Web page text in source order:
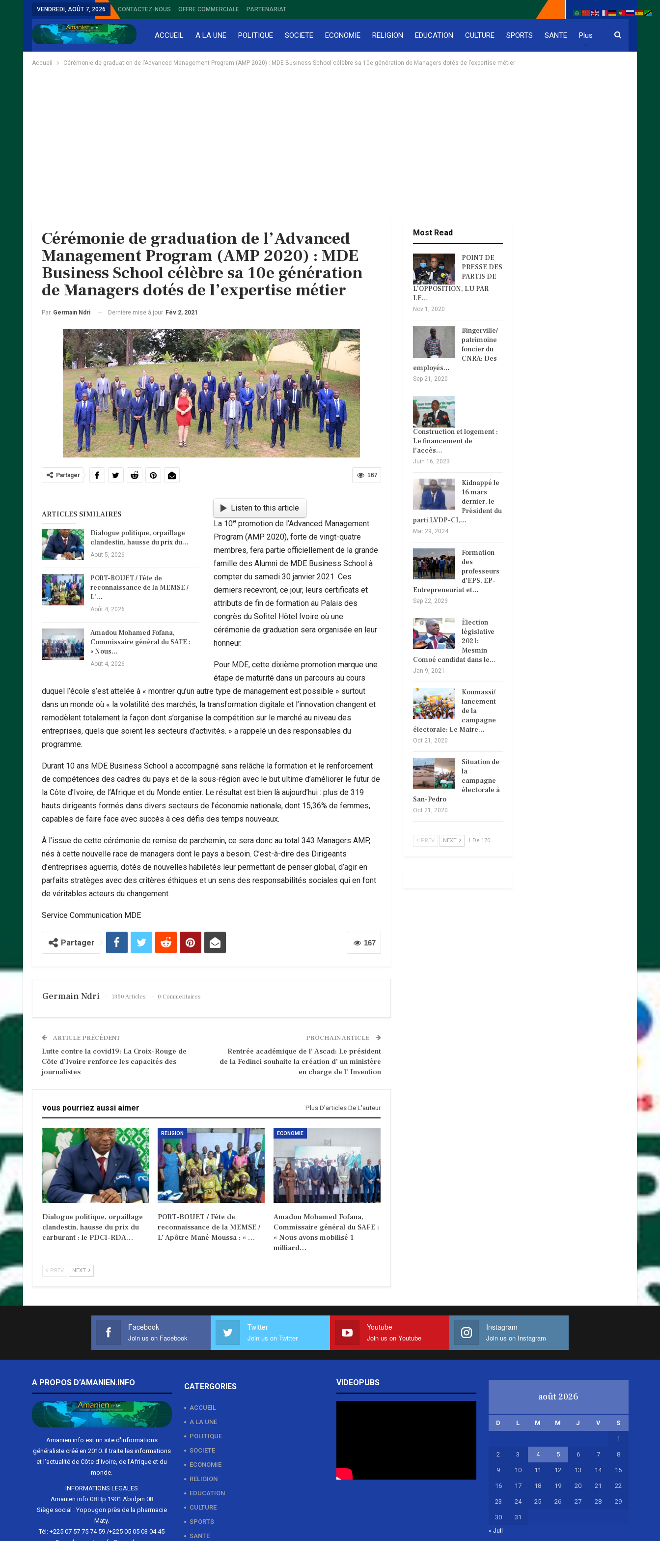
VENDREDI, AOÛT 7, 2026 CONTACTEZ-NOUS OFFRE COMMERCIALE PARTENARIAT
ACCUEIL A LA UNE POLITIQUE SOCIETE ECONOMIE RELIGION EDUCATION CULTURE SPORTS SANTE Plus
Accueil Cérémonie de graduation de l’Advanced Management Program (AMP 2020) : MDE Business School célèbre sa 10e génération de Managers dotés de l’expertise métier
Cérémonie de graduation de l’Advanced
Management Program (AMP 2020) : MDE
Business School célèbre sa 10e génération
de Managers dotés de l’expertise métier
Par Germain Ndri Dernière mise à jour Fév 2, 2021
167
Partager
ARTICLES SIMILAIRES
Dialogue politique, orpaillage
clandestin, hausse du prix du…
Août 5, 2026
PORT-BOUET / Fête de
reconnaissance de la MEMSE /
L’…
Août 4, 2026
Amadou Mohamed Fofana,
Commissaire général du SAFE :
« Nous…
Août 4, 2026
Listen to this article
La 10epromotion de l’Advanced Management
Program (AMP 2020), forte de vingt-quatre
membres, fera partie officiellement de la grande
famille des Alumni de MDE Business School à
compter du samedi 30 janvier 2021. Ces
derniers recevront, ce jour, leurs certificats et
attributs de fin de formation au Palais des
congrès du Sofitel Hôtel Ivoire où une
cérémonie de graduation sera organisée en leur
honneur.
Pour MDE, cette dixième promotion marque une
étape de maturité dans un parcours au cours
duquel l’école s’est attelée à « montrer qu’un autre type de management est possible » surtout
dans un monde où « la volatilité des marchés, la transformation digitale et l’innovation changent et
remodèlent totalement la façon dont s’organise la compétition sur le marché au niveau des
entreprises, quels que soient les secteurs d’activités. » a rappelé un des responsables du
programme.
Durant 10 ans MDE Business School a accompagné sans relâche la formation et le renforcement
de compétences des cadres du pays et de la sous-région avec le but ultime d’améliorer le futur de
la Côte d’Ivoire, de l’Afrique et du Monde entier. Le résultat est bien là aujourd’hui : plus de 319
hauts dirigeants formés dans divers secteurs de l’économie nationale, dont 15,36% de femmes,
capables de faire face avec succès à ces défis des temps nouveaux.
À l’issue de cette cérémonie de remise de parchemin, ce sera donc au total 343 Managers AMP,
nés à cette nouvelle race de managers dont le pays a besoin. C’est-à-dire des Dirigeants
d’entreprises aguerris, dotés de nouvelles habiletés leur permettant de penser global, d’agir en
parfaits stratèges avec des critères éthiques et un sens des responsabilités sociales qui en font
de véritables acteurs du changement.
Service Communication MDE
167
Partager
Germain Ndri 1360 Articles 0 Commentaires
ARTICLE PRÉCÉDENT
Lutte contre la covid19: La Croix-Rouge de
Côte d’Ivoire renforce les capacités des
journalistes
PROCHAIN ARTICLE
Rentrée académique de l’ Ascad: Le président
de la Fedinci souhaite la création d’ un ministère
en charge de l’ Invention
vous pourriez aussi aimer Plus D'articles De L'auteur
Dialogue politique, orpaillage
clandestin, hausse du prix du
carburant : le PDCI-RDA…
RELIGION
PORT-BOUET / Fête de
reconnaissance de la MEMSE /
L’ Apôtre Mané Moussa : « …
ECONOMIE
Amadou Mohamed Fofana,
Commissaire général du SAFE :
« Nous avons mobilisé 1
milliard…
PREV NEXT
Most Read
POINT DE
PRESSE DES
PARTIS DE
L’OPPOSITION, LU PAR
LE…
Nov 1, 2020
Bingerville/
patrimoine
foncier du
CNRA: Des
employés…
Sep 21, 2020
Construction et logement :
Le financement de
l’accès…
Juin 16, 2023
Kidnappé le
16 mars
dernier, le
Président du
parti LVDP-CI,…
Mar 29, 2024
Formation
des
professeurs
d’EPS, EP-
Entrepreneuriat et…
Sep 22, 2023
Élection
législative
2021:
Mesmin
Comoé candidat dans le…
Jan 9, 2021
Koumassi/
lancement
de la
campagne
électorale: Le Maire…
Oct 21, 2020
Situation de
la
campagne
électorale à
San-Pedro
Oct 21, 2020
PREV NEXT 1 De 170
Facebook
Join us on Facebook
Twitter
Join us on Twitter
Youtube
Join us on Youtube
Instagram
Join us on Instagram
A PROPOS D’AMANIEN.INFO
Amanien.info est un site d'informations
généraliste créé en 2010. Il traite les informations
et l'actualité de Côte d'Ivoire, de l'Afrique et du
monde.
INFORMATIONS LEGALES
Amanien.info 08 Bp 1901 Abidjan 08
Siège social : Yopougon près de la pharmacie
Maty.
Tél: +225 07 57 75 74 59 /+225 05 05 03 04 45
CATERGORIES
ACCUEIL
A LA UNE
POLITIQUE
SOCIETE
ECONOMIE
RELIGION
EDUCATION
CULTURE
SPORTS
SANTE
VIDEOPUBS
août 2026
D L M M J V S
1
2 3 4 5 6 7 8
9 10 11 12 13 14 15
16 17 18 19 20 21 22
23 24 25 26 27 28 29
30
31
« Juil